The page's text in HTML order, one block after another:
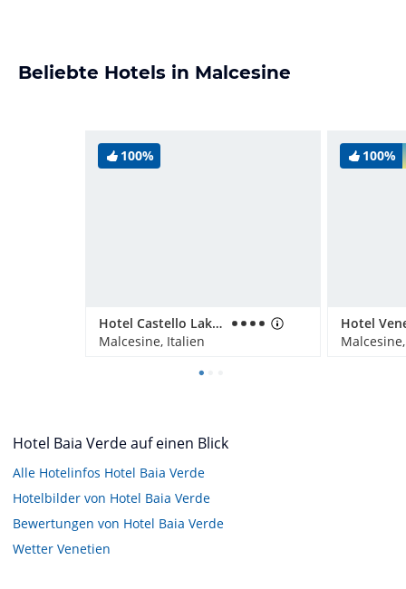
Beliebte Hotels in Malcesine
100%
Hotel Castello Lake Front
Malcesine, Italien
100%
Hotel
Hotel Baia Verde auf einen Blick
Alle Hotelinfos Hotel Baia Verde
Hotelbilder von Hotel Baia Verde
Bewertungen von Hotel Baia Verde
Wetter Venetien